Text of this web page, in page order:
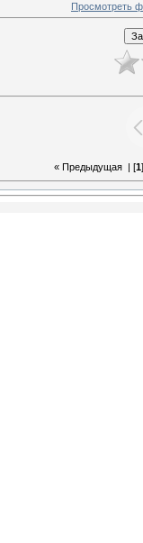
Просмотреть
« Предыдущая| [1